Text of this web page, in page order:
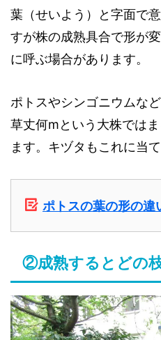
葉（せいよう）と字面で
すが株の成熟具合で形が
に呼ぶ場合があります。
ポトスやシンゴニウムな
草丈何mという大株では
ます。キヅタもこれに当
ポトスの葉の形の違
②成熟するとどの